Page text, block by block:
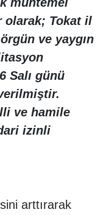
olarak; Tokat il
ve yaygın
Salı günü
ve hamile
izinli
arttırarak